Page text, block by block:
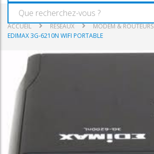
ACCUEIL RESEAUX MODEM & ROUTEURS
EDIMAX 3G-6210N WIFI PORTABLE